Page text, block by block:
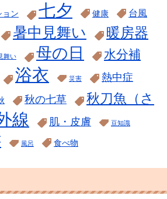
ョン 七夕 健康
台風
暑中見舞い
暖房器
舞い 母の日
水分補
浴衣 災害 熱中症
秋の七草
秋刀魚（さ
線 肌・皮膚 豆知識
風呂 食べ物